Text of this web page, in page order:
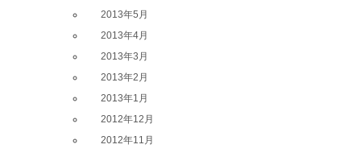
2013年5月
2013年4月
2013年3月
2013年2月
2013年1月
2012年12月
2012年11月